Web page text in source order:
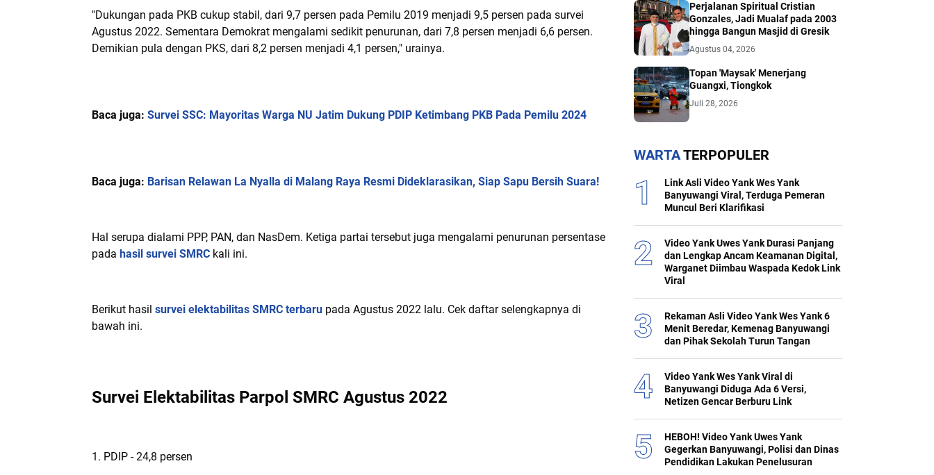
"Dukungan pada PKB cukup stabil, dari 9,7 persen pada Pemilu 2019 menjadi 9,5 persen pada survei
Agustus 2022. Sementara Demokrat mengalami sedikit penurunan, dari 7,8 persen menjadi 6,6 persen.
Demikian pula dengan PKS, dari 8,2 persen menjadi 4,1 persen," urainya.
Baca juga: Survei SSC: Mayoritas Warga NU Jatim Dukung PDIP Ketimbang PKB Pada Pemilu 2024
Baca juga: Barisan Relawan La Nyalla di Malang Raya Resmi Dideklarasikan, Siap Sapu Bersih Suara!
Hal serupa dialami PPP, PAN, dan NasDem. Ketiga partai tersebut juga mengalami penurunan persentase
pada hasil survei SMRC kali ini.
Berikut hasil survei elektabilitas SMRC terbaru pada Agustus 2022 lalu. Cek daftar selengkapnya di
bawah ini.
Survei Elektabilitas Parpol SMRC Agustus 2022
1. PDIP - 24,8 persen
Perjalanan Spiritual Cristian
Gonzales, Jadi Mualaf pada 2003
hingga Bangun Masjid di Gresik
Agustus 04, 2026
Topan 'Maysak' Menerjang
Guangxi, Tiongkok
Juli 28, 2026
WARTATERPOPULER
Link Asli Video Yank Wes Yank
Banyuwangi Viral, Terduga Pemeran
Muncul Beri Klarifikasi
Video Yank Uwes Yank Durasi Panjang
dan Lengkap Ancam Keamanan Digital,
Warganet Diimbau Waspada Kedok Link
Viral
Rekaman Asli Video Yank Wes Yank 6
Menit Beredar, Kemenag Banyuwangi
dan Pihak Sekolah Turun Tangan
Video Yank Wes Yank Viral di
Banyuwangi Diduga Ada 6 Versi,
Netizen Gencar Berburu Link
HEBOH! Video Yank Uwes Yank
Gegerkan Banyuwangi, Polisi dan Dinas
Pendidikan Lakukan Penelusuran